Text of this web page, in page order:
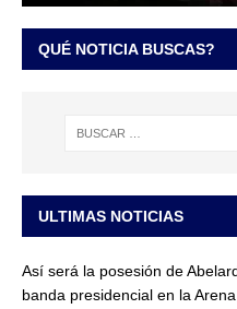
QUÉ NOTICIA BUSCAS?
ULTIMAS NOTICIAS
Así será la posesión de
banda presidencial en la